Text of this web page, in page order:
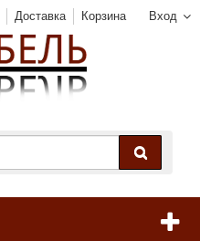
Вход
Доставка Корзина